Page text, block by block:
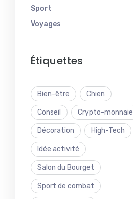
Sport
Voyages
Étiquettes
Bien-être Chien
Conseil Crypto-monnaie
Décoration High-Tech
Idée activité
Salon du Bourget
Sport de combat